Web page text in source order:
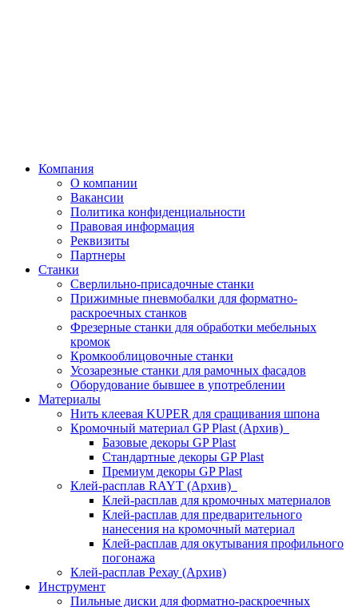
Компания
О компании
Вакансии
Политика конфиденциальности
Правовая информация
Реквизиты
Партнеры
Станки
Сверлильно-присадочные станки
Прижимные пневмобалки для форматно-
раскроечных станков
Фрезерные станки для обработки мебельных
кромок
Кромкооблицовочные станки
Усозарезные станки для рамочных фасадов
Оборудование бывшее в употреблении
Материалы
Нить клеевая KUPER для сращивания шпона
Кромочный материал GP Plast (Архив)
Базовые декоры GP Plast
Стандартные декоры GP Plast
Премиум декоры GP Plast
Клей-расплав RAYT (Архив)
Клей-расплав для кромочных материалов
Клей-расплав для предварительного
нанесения на кромочный материал
Клей-расплав для окутывания профильного
погонажа
Клей-расплав Рехау (Архив)
Инструмент
Пильные диски для форматно-раскроечных